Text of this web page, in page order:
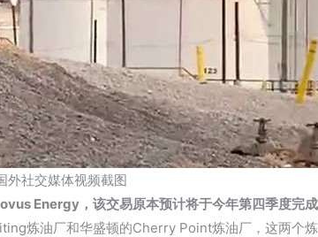
外社交媒体视频截图
Energy，该交易原本预计将于今年第四季度完成
炼油厂和华盛顿的Cherry Point炼油厂，这两个